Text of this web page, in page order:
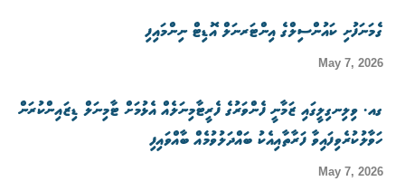
ގެމަނަފުށި ކައުންސިލްގެ އިންޓަރނަލް އޮޑިޓް ނިންމައިފި
May 7, 2026
ގއ. ވިލިނގިލީގައި ޒަމާނީ ފެންވަރުގެ ފެރީޓާމިނަލެއް އެޅުމަށް ޓާމިނަލް ޑިޒައިންކުރަން
ހަވާލުކުރެވިފައިވާ ފަރާތާއިއެކު ބައްދަލުވުމެއް ބާއްވައިފި
May 7, 2026